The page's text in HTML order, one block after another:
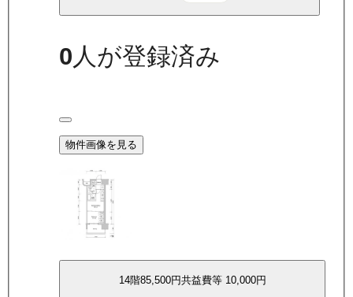
0人が登録済み
物件画像を見る
14階85,500円共益費等 10,000円